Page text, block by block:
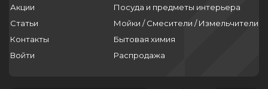
Акции
Статьи
Контакты
Войти
Посуда и предметы интерьера
Мойки / Смесители / Измельчители
Бытовая химия
Распродажа